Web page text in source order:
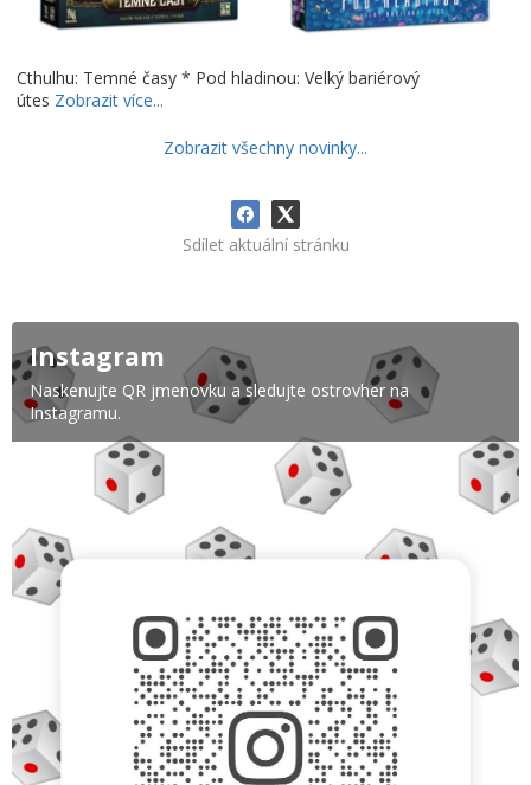
Cthulhu: Temné časy * Pod hladinou: Velký bariérový
útes Zobrazit více...
Zobrazit všechny novinky...
Sdílet aktuální stránku
Instagram
Naskenujte QR jmenovku a sledujte ostrovher na
Instagramu.